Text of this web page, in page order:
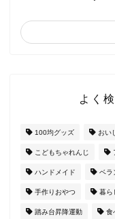
よく
100均グッズ おい
こどもちゃれんじ
ハンドメイド ベラ
手作りおやつ 暮ら
踏み台昇降運動 食